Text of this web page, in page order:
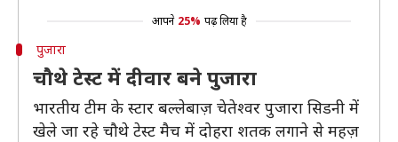
आपने 25% पढ़ लिया है
पुजारा
चौथे टेस्ट में दीवार बने पुजारा
भारतीय टीम के स्टार बल्लेबाज़ चेतेश्वर पुजारा सिडनी में
खेले जा रहे चौथे टेस्ट मैच में दोहरा शतक लगाने से महज़